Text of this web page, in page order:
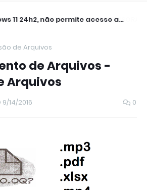
11 24h2, não permite acesso a
de Arquivos
de Arquivos -
Arquivos
9/14/2016 0